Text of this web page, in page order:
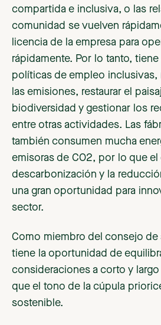
compartida e inclusiva, o las
comunidad se vuelven
licencia de la empresa para
rápidamente. Por lo tanto,
políticas de empleo inclusivas,
las emisiones, restaurar el
biodiversidad y gestionar los
entre otras actividades. Las
también consumen mucha
emisoras de CO2, por lo que el
descarbonización y la
una gran oportunidad para
sector.
Como miembro del consejo de
tiene la oportunidad de
consideraciones a corto y
que el tono de la cúpula
sostenible.